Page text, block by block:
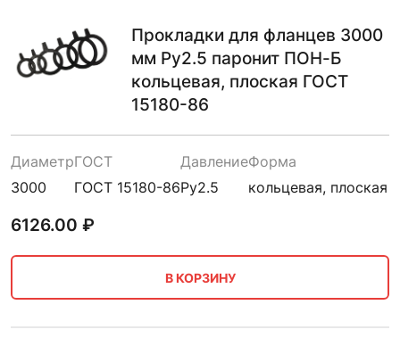
Прокладки для фланцев 3000
мм Ру2.5 паронит ПОН-Б
кольцевая, плоская ГОСТ
15180-86
Диаметр
3000
ГОСТ
ГОСТ 15180-86
Давление
Ру2.5
Форма
кольцевая, плоская
6126.00 ₽
В КОРЗИНУ